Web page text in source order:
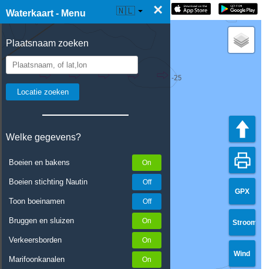
Waterkaart - Menu ×
Plaatsnaam zoeken
Welke gegevens?
Boeien en bakens
Boeien stichting Nautin
Toon boeinamen
Bruggen en sluizen
Verkeersborden
Marifoonkanalen
☰ Waterkaart Live 🇳🇱
GPX
Stroom
Wind